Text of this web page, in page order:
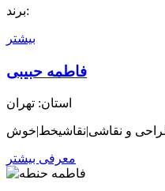
برند:
بیشتر
فاطمه حبیبی
استان: تهران
معرفی بیشتر